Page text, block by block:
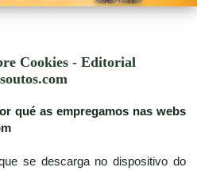
Cookies - Editorial
qué as empregamos nas webs
se descarga no dispositivo do